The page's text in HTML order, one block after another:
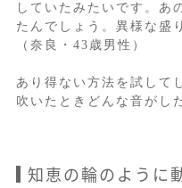
していたみたいです。あ
たんでしょう。異様な盛
（奈良・43歳男性）
あり得ない方法を試して
吹いたときどんな音がし
知恵の輪のように